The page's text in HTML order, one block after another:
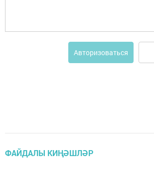
Авторизоваться
ФАЙДАЛЫ КИҢӘШЛӘР